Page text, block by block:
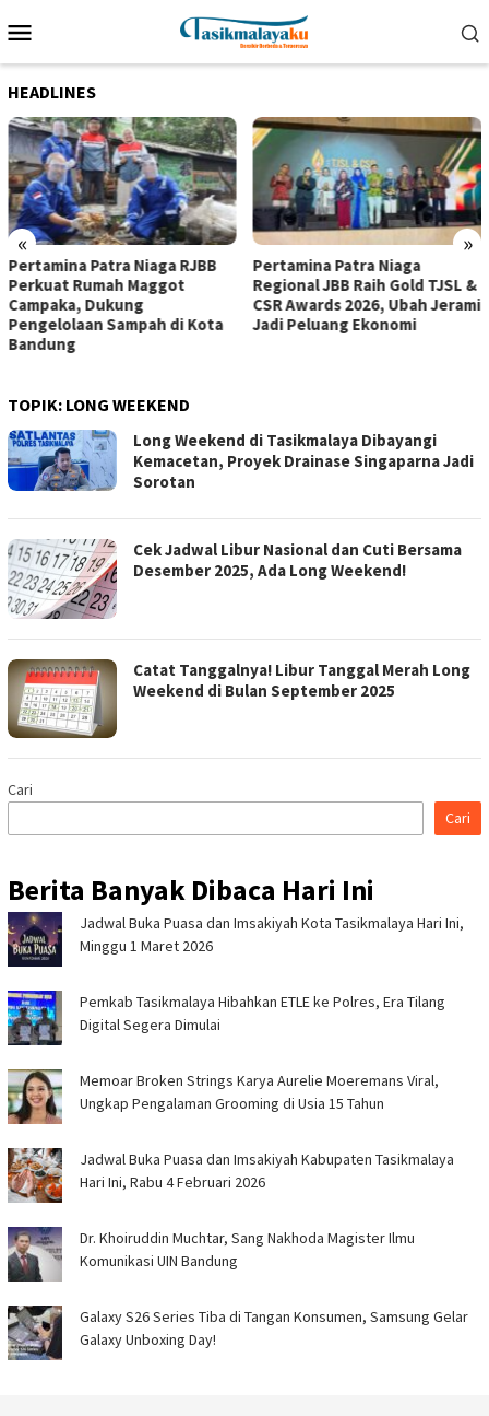
ke
Mobile
HEADLINES
« »
Pertamina Patra Niaga RJBB
Perkuat Rumah Maggot
Campaka, Dukung
Pengelolaan Sampah di Kota
Bandung
Pertamina Patra Niaga
Regional JBB Raih Gold TJSL &
CSR Awards 2026, Ubah Jerami
Jadi Peluang Ekonomi
TOPIK: LONG WEEKEND
Long Weekend di Tasikmalaya Dibayangi
Kemacetan, Proyek Drainase Singaparna Jadi
Sorotan
Cek Jadwal Libur Nasional dan Cuti Bersama
Desember 2025, Ada Long Weekend!
Catat Tanggalnya! Libur Tanggal Merah Long
Weekend di Bulan September 2025
Cari
Cari
Berita Banyak Dibaca Hari Ini
Jadwal Buka Puasa dan Imsakiyah Kota Tasikmalaya Hari Ini,
Minggu 1 Maret 2026
Pemkab Tasikmalaya Hibahkan ETLE ke Polres, Era Tilang
Digital Segera Dimulai
Memoar Broken Strings Karya Aurelie Moeremans Viral,
Ungkap Pengalaman Grooming di Usia 15 Tahun
Jadwal Buka Puasa dan Imsakiyah Kabupaten Tasikmalaya
Hari Ini, Rabu 4 Februari 2026
Dr. Khoiruddin Muchtar, Sang Nakhoda Magister Ilmu
Komunikasi UIN Bandung
Galaxy S26 Series Tiba di Tangan Konsumen, Samsung Gelar
Galaxy Unboxing Day!